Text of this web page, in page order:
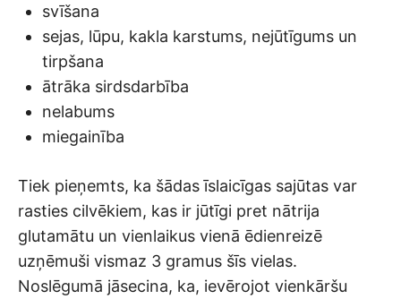
svīšana
sejas, lūpu, kakla karstums, nejūtīgums un
tirpšana
ātrāka sirdsdarbība
nelabums
miegainība
Tiek pieņemts, ka šādas īslaicīgas sajūtas var
rasties cilvēkiem, kas ir jūtīgi pret nātrija
glutamātu un vienlaikus vienā ēdienreizē
uzņēmuši vismaz 3 gramus šīs vielas.
Noslēgumā jāsecina, ka, ievērojot vienkāršu